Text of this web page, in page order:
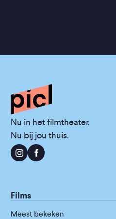
Nu in het filmtheater.
Nu bij jou thuis.
Films
Meest bekeken